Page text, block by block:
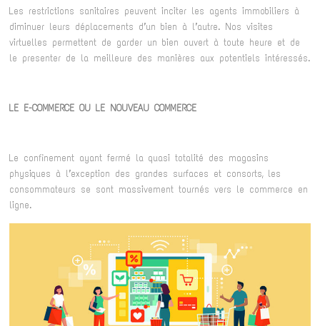
Les restrictions sanitaires peuvent inciter les agents immobiliers à
diminuer leurs déplacements d’un bien à l’autre. Nos visites
virtuelles permettent de garder un bien ouvert à toute heure et de
le presenter de la meilleure des manières aux potentiels intéressés.
LE E-COMMERCE OU LE NOUVEAU COMMERCE
Le confinement ayant fermé la quasi totalité des magasins
physiques à l’exception des grandes surfaces et consorts, les
consommateurs se sont massivement tournés vers le commerce en
ligne.